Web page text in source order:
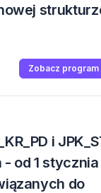
Zobacz
i
od 1
do